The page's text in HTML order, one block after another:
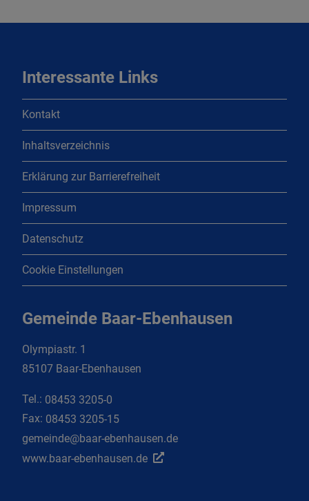
Interessante Links
Kontakt
Inhaltsverzeichnis
Erklärung zur Barrierefreiheit
Impressum
Datenschutz
Cookie Einstellungen
Gemeinde Baar-Ebenhausen
Olympiastr. 1
85107 Baar-Ebenhausen
Tel.: 08453 3205-0
Fax: 08453 3205-15
gemeinde@baar-ebenhausen.de
www.baar-ebenhausen.de